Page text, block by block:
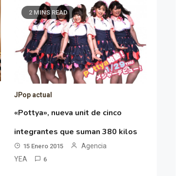
2 MINS READ
JPop actual
«Pottya», nueva unit de cinco
integrantes que suman 380 kilos
15 Enero 2015
Agencia
YEA
6